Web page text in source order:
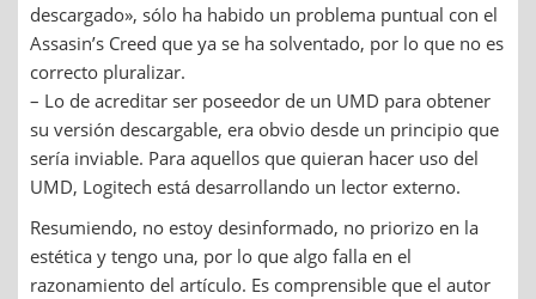
descargado», sólo ha habido un problema puntual con el
Assasin’s Creed que ya se ha solventado, por lo que no es
correcto pluralizar.
– Lo de acreditar ser poseedor de un UMD para obtener
su versión descargable, era obvio desde un principio que
sería inviable. Para aquellos que quieran hacer uso del
UMD, Logitech está desarrollando un lector externo.
Resumiendo, no estoy desinformado, no priorizo en la
estética y tengo una, por lo que algo falla en el
razonamiento del artículo. Es comprensible que el autor